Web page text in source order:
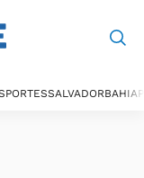
SALVADORBAHIA